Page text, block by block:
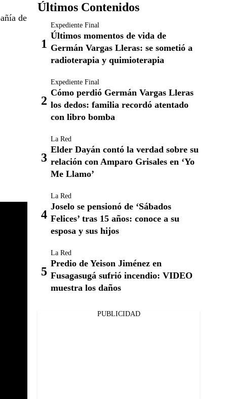
de
Últimos Contenidos
Expediente Final
Últimos momentos de vida de
Germán Vargas Lleras: se sometió a
radioterapia y quimioterapia
Expediente Final
Cómo perdió Germán Vargas Lleras
los dedos: familia recordó atentado
con libro bomba
La Red
Elder Dayán contó la verdad sobre su
relación con Amparo Grisales en ‘Yo
Me Llamo’
La Red
Joselo se pensionó de ‘Sábados
Felices’ tras 15 años: conoce a su
esposa y sus hijos
La Red
Predio de Yeison Jiménez en
Fusagasugá sufrió incendio: VIDEO
muestra los daños
PUBLICIDAD